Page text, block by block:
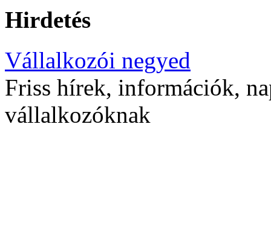
Hirdetés
Vállalkozói negyed
Friss hírek, információk,
vállalkozóknak